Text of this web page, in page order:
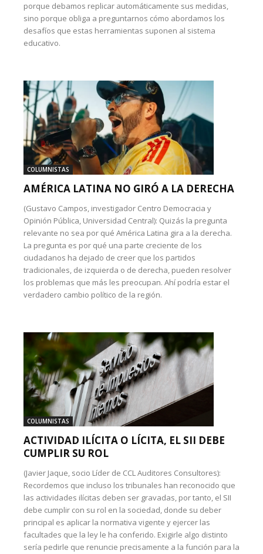
porque debamos replicar automáticamente sus medidas,
sino porque obliga a preguntarnos cómo abordamos los
desafíos que estas herramientas suponen al sistema
educativo.
COLUMNISTAS
AMÉRICA LATINA NO GIRÓ A LA DERECHA
(Gustavo Campos, investigador Centro Democracia y
Opinión Pública, Universidad Central): Quizás la pregunta
relevante no sea por qué América Latina gira a la derecha.
La pregunta es por qué una parte creciente de los
ciudadanos ha dejado de creer que los partidos
tradicionales, de izquierda o de derecha, pueden resolver
los problemas que más les preocupan. Ahí podría estar el
verdadero cambio político de la región.
COLUMNISTAS
ACTIVIDAD ILÍCITA O LÍCITA, EL SII DEBE
CUMPLIR SU ROL
(Javier Jaque, socio Líder de CCL Auditores Consultores):
Recordemos que incluso los tribunales han reconocido que
las actividades ilícitas deben ser gravadas, por tanto, el SII
debe cumplir con su rol en la sociedad, donde su deber
principal es aplicar la normativa vigente y ejercer las
facultades que la ley le ha conferido. Exigirle algo distinto
sería pedirle que renuncie precisamente a la función para la